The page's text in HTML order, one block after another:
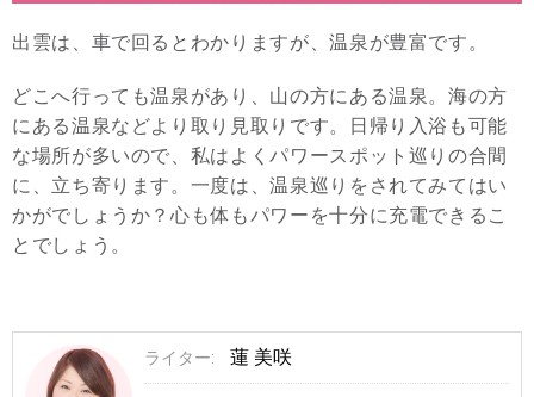
出雲は、車で回るとわかりますが、温泉が豊富です。
どこへ行っても温泉があり、山の方にある温泉。海の方
にある温泉などより取り見取りです。日帰り入浴も可能
な場所が多いので、私はよくパワースポット巡りの合間
に、立ち寄ります。一度は、温泉巡りをされてみてはい
かがでしょうか？心も体もパワーを十分に充電できるこ
とでしょう。
ライター: 蓮 美咲